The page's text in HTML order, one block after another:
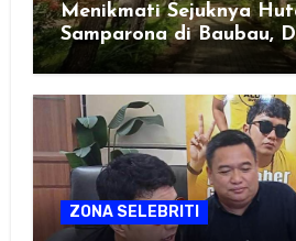
Menikmati Sejuknya
Samparona di Baubau,
Healing Favorit!
ZONA SELEBRITI